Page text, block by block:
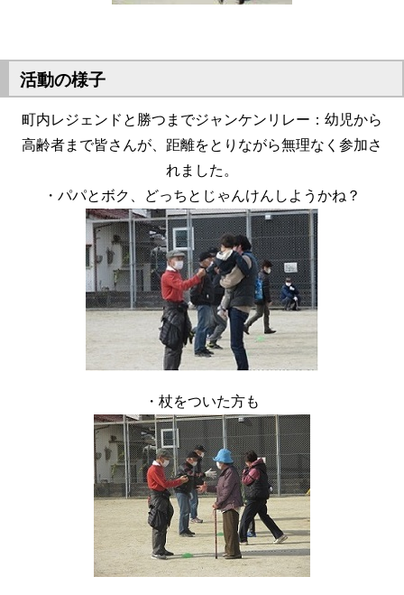
活動の様子
町内レジェンドと勝つまでジャンケンリレー：幼児から
高齢者まで皆さんが、距離をとりながら無理なく参加さ
れました。
・パパとボク、どっちとじゃんけんしようかね？
・杖をついた方も